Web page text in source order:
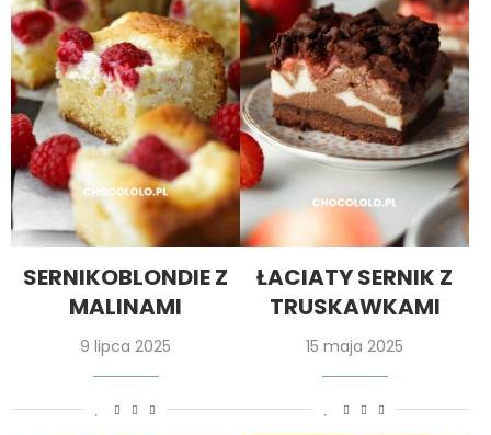
SERNIKOBLONDIE Z
MALINAMI
9 lipca 2025
ŁACIATY SERNIK Z
TRUSKAWKAMI
15 maja 2025